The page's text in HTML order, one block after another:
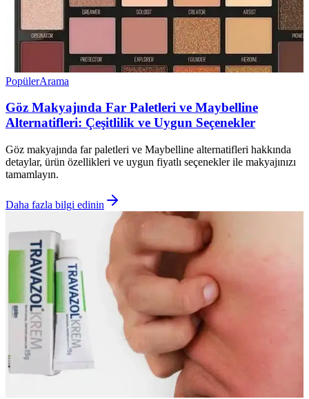
PopülerArama
Göz Makyajında Far Paletleri ve Maybelline
Alternatifleri: Çeşitlilik ve Uygun Seçenekler
Göz makyajında far paletleri ve Maybelline alternatifleri hakkında
detaylar, ürün özellikleri ve uygun fiyatlı seçenekler ile makyajınızı
tamamlayın.
Daha fazla bilgi edinin